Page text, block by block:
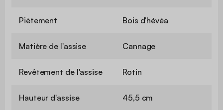
Piètement Bois d'hévéa
Matière de l'assise Cannage
Revêtement de l'assise Rotin
Hauteur d'assise 45,5 cm